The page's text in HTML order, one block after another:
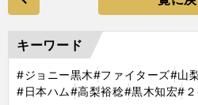
キーワード
#ジョニー黒木#ファイターズ#山
#日本ハム#高梨裕稔#黒木知宏#２